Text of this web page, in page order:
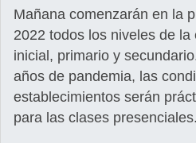
Mañana comenzarán en la
2022 todos los niveles de
inicial, primario y
años de pandemia, las
establecimientos serán
para las clases presenciales.